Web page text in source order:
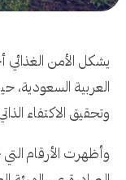
يشكل الأمن الغذائي
العربية السعودية،
وتحقيق الاكتفاء
وأظهرت الأرقام